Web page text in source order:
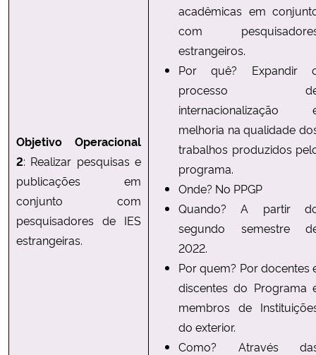
Objetivo Operacional
2: Realizar pesquisas e
publicações em
conjunto com
pesquisadores de IES
estrangeiras.
acadêmicas em
com
estrangeiros.
Por quê? Expandir
processo
internacionalização
melhoria na qualidade
trabalhos produzidos
programa.
Onde? No PPGP
Quando? A partir
segundo semestre
2022.
Por quem? Por docentes
discentes do Programa
membros de
do exterior.
Como? Através